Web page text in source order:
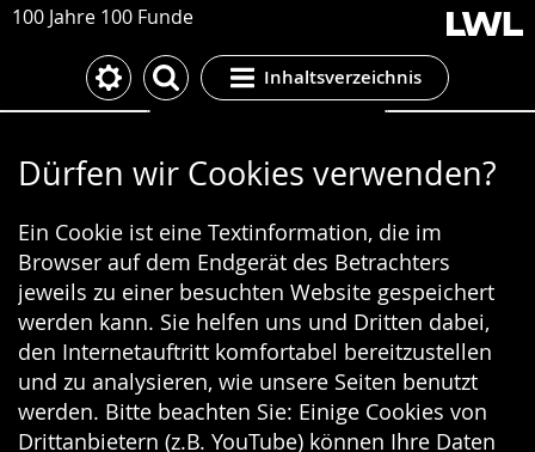
100 Jahre 100 Funde
Inhaltsverzeichnis
Cookie-Einstellungen
Dürfen wir Cookies verwenden?
Ein Cookie ist eine Textinformation, die im
Browser auf dem Endgerät des Betrachters
jeweils zu einer besuchten Website gespeichert
werden kann. Sie helfen uns und Dritten dabei,
den Internetauftritt komfortabel bereitzustellen
und zu analysieren, wie unsere Seiten benutzt
werden. Bitte beachten Sie: Einige Cookies von
Drittanbietern (z.B. YouTube) können Ihre Daten